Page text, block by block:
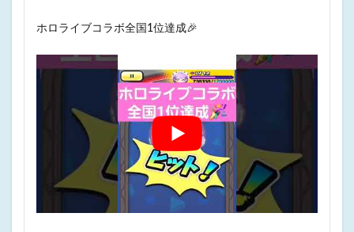
ホロライブコラボ全国1位達成🎉